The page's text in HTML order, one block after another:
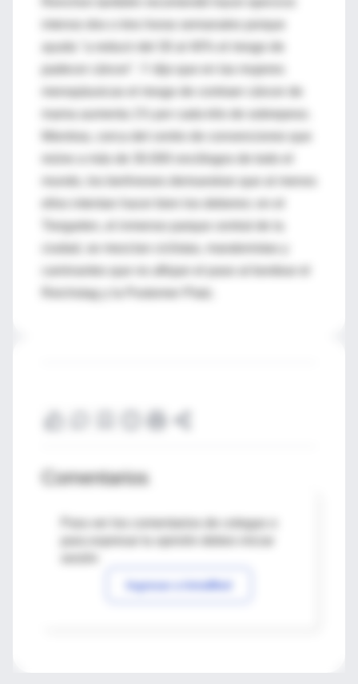
intenso dos o tres horas semanales porque
ayuda "a reducir del 30 al 40% el riesgo de
menopáusicas el riesgo de contraer cáncer de
reúne a más de 30.000 oncólogos de todo el
Tiergarten, el inmenso parque central de la
Reichstag y la Postomer Platz.
Comentarios
Para ver los comentarios de colegas o
Ingresar a IntraMed